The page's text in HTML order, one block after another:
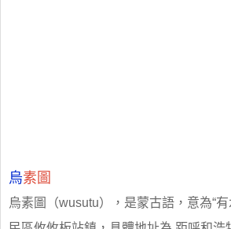
烏素圖
烏素圖（wusutu），是蒙古語，意為“有